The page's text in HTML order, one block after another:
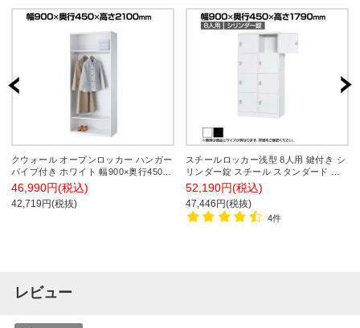
クウォール オープンロッカー ハンガー
パイプ付き ホワイト 幅900×奥行450×
高さ2100mm 衣類収納 ハンガーラック
システム収納庫 RW45-21KL 【国産】
【完成品】
46,990円(税込)
42,719円(税抜)
スチールロッカー浅型 8人用 鍵付き シ
リンダー錠 スチール スタンダード 業
務用 パーソナルロッカー 幅900×奥行
450×高さ1790mm 【国産】 【完成品】
TLK-SC8S
52,190円(税込)
47,446円(税抜)
4件
レビュー